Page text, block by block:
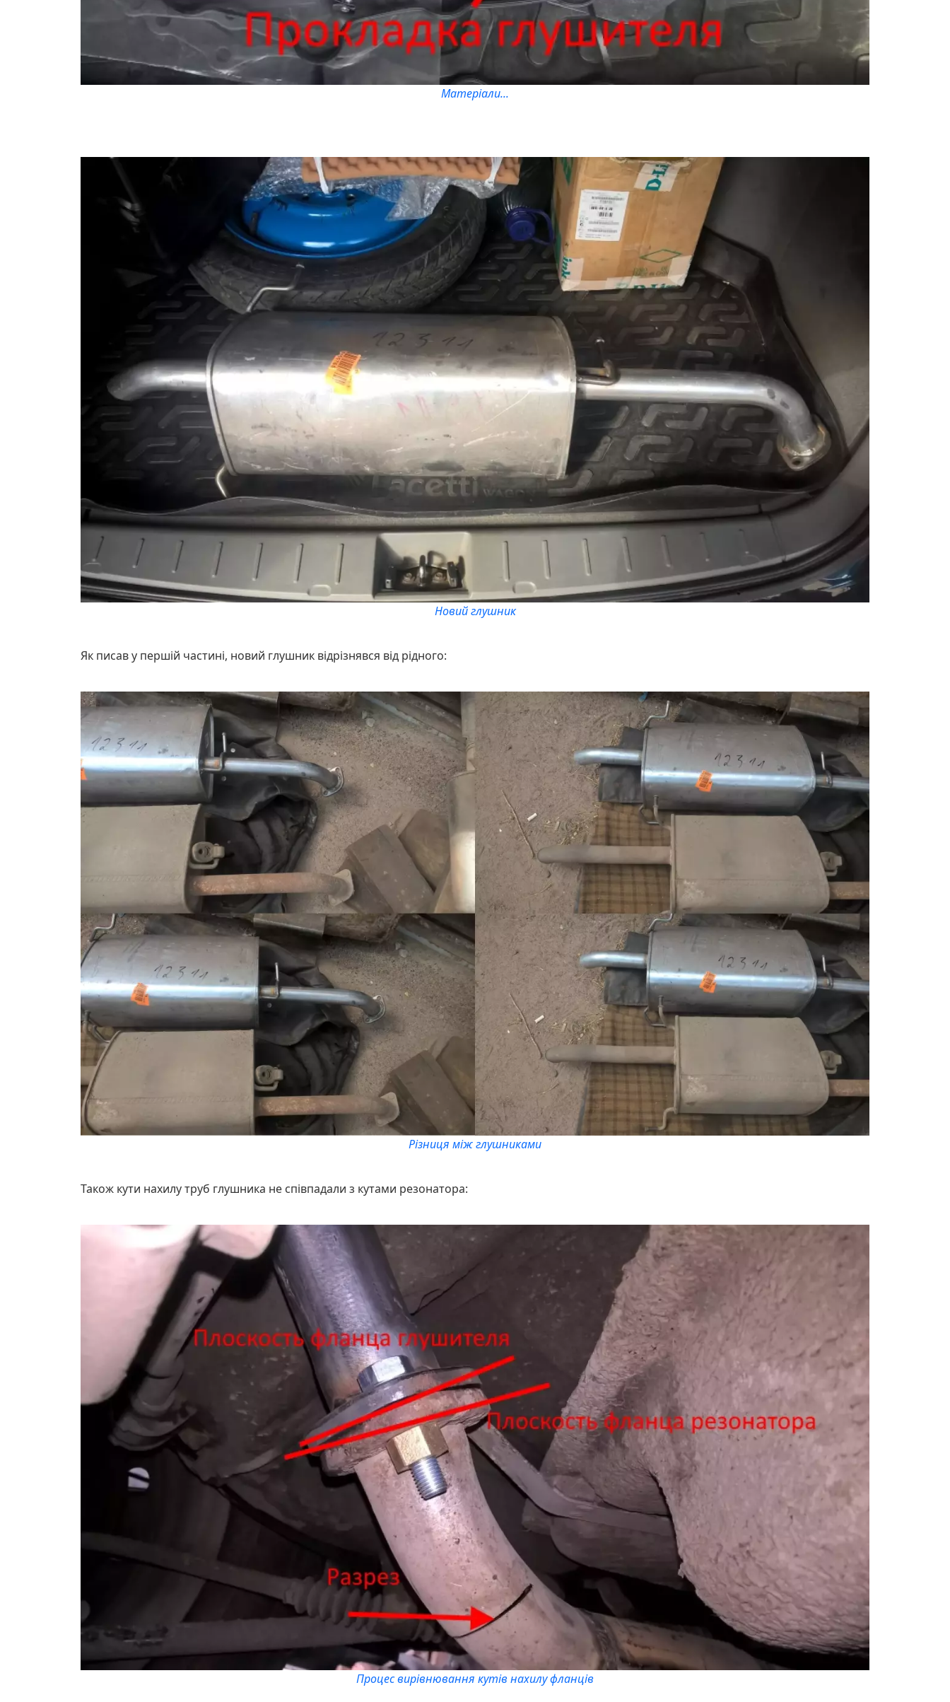
Матеріали...
Новий глушник
Як писав у першій частині, новий глушник відрізнявся від рідного:
Різниця між глушниками
Також кути нахилу труб глушника не співпадали з кутами резонатора:
Процес вирівнювання кутів нахилу фланців